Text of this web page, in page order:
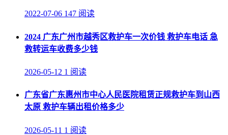
2022-07-06 147 阅读
2024 广东广州市越秀区救护车一次价钱 救护车电话 急
救转运车收费多少钱
2026-05-12 1 阅读
广东省广东惠州市中心人民医院租赁正规救护车到山西
太原 救护车辆出租价格多少
2026-05-11 1 阅读